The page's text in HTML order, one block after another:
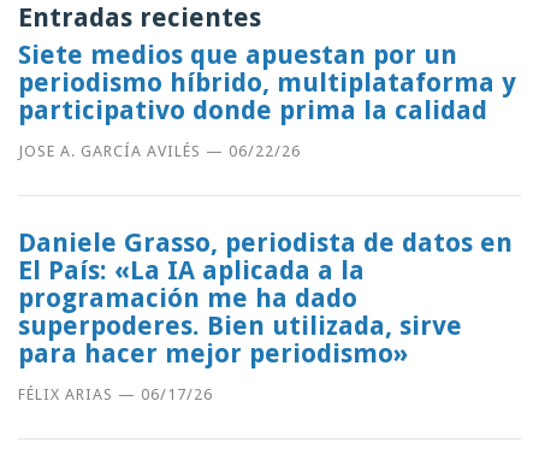
Entradas recientes
Siete medios que apuestan por un
periodismo híbrido, multiplataforma y
participativo donde prima la calidad
JOSE A. GARCÍA AVILÉS — 06/22/26
Daniele Grasso, periodista de datos en
El País: «La IA aplicada a la
programación me ha dado
superpoderes. Bien utilizada, sirve
para hacer mejor periodismo»
FÉLIX ARIAS — 06/17/26